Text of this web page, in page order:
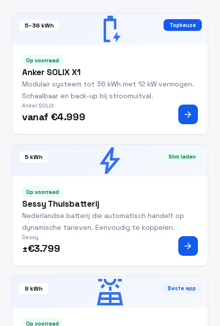
battery_charging_full
5–36 kWh Topkeuze
Op voorraad
Anker SOLIX X1
Modulair systeem tot 36 kWh met 12 kW vermogen.
Schaalbaar en back-up bij stroomuitval.
Anker SOLIX
vanaf €4.999 arrow_forward
bolt
5 kWh Slim laden
Op voorraad
Sessy Thuisbatterij
Nederlandse batterij die automatisch handelt op
dynamische tarieven. Eenvoudig te koppelen.
Sessy
±€3.799 arrow_forward
solar_power
8 kWh Beste app
Op voorraad